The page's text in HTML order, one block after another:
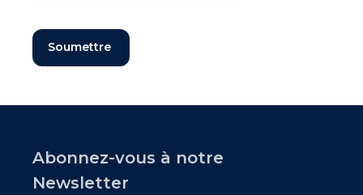
Abonnez-vous à notre
Newsletter